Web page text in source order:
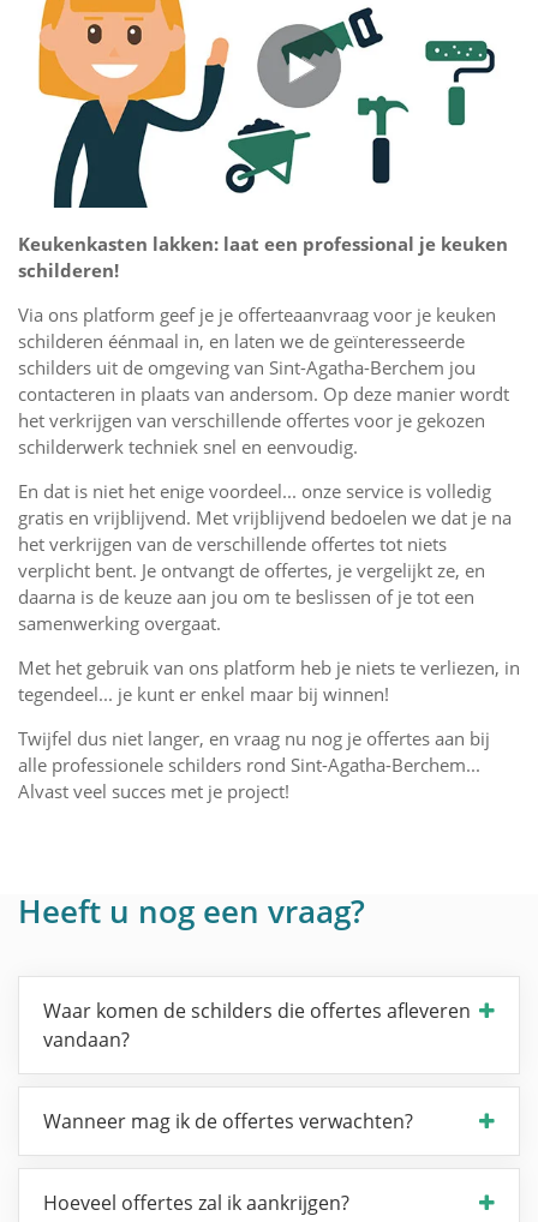
Keukenkasten lakken: laat een professional je keuken
schilderen!
Via ons platform geef je je offerteaanvraag voor je keuken
schilderen éénmaal in, en laten we de geïnteresseerde
schilders uit de omgeving van Sint-Agatha-Berchem jou
contacteren in plaats van andersom. Op deze manier wordt
het verkrijgen van verschillende offertes voor je gekozen
schilderwerk techniek snel en eenvoudig.
En dat is niet het enige voordeel... onze service is volledig
gratis en vrijblijvend. Met vrijblijvend bedoelen we dat je na
het verkrijgen van de verschillende offertes tot niets
verplicht bent. Je ontvangt de offertes, je vergelijkt ze, en
daarna is de keuze aan jou om te beslissen of je tot een
samenwerking overgaat.
Met het gebruik van ons platform heb je niets te verliezen, in
tegendeel... je kunt er enkel maar bij winnen!
Twijfel dus niet langer, en vraag nu nog je offertes aan bij
alle professionele schilders rond Sint-Agatha-Berchem...
Alvast veel succes met je project!
Heeft u nog een vraag?
Waar komen de schilders die offertes afleveren
vandaan?
Wanneer mag ik de offertes verwachten?
Hoeveel offertes zal ik aankrijgen?